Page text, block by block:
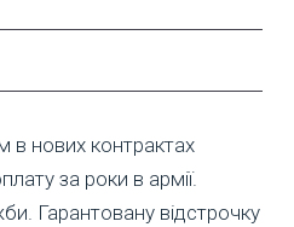
в нових контрактах
за роки в армії.
Гарантовану відстрочку